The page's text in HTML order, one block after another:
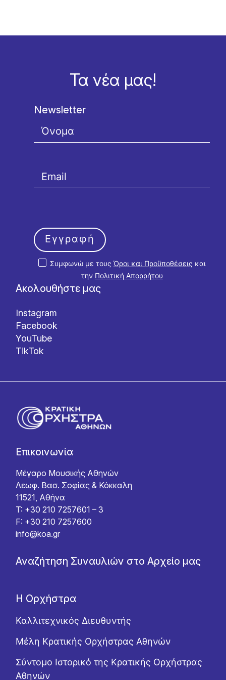
Τα νέα μας!
Ακολουθήστε μας
Instagram
Facebook
YouTube
TikTok
Newsletter
Συμφωνώ με τους Όροι και Προϋποθέσεις και
την Πολιτική Απορρήτου
Εγγραφή
Επικοινωνία
Μέγαρο Μουσικής Αθηνών
Λεωφ. Βασ. Σοφίας & Κόκκαλη
11521, Αθήνα
T: +30 210 7257601 – 3
F: +30 210 7257600
info@koa.gr
Αναζήτηση Συναυλιών στο Αρχείο μας
Η Ορχήστρα
Καλλιτεχνικός Διευθυντής
Μέλη Κρατικής Ορχήστρας Αθηνών
Σύντομο Ιστορικό της Κρατικής Ορχήστρας
Αθηνών